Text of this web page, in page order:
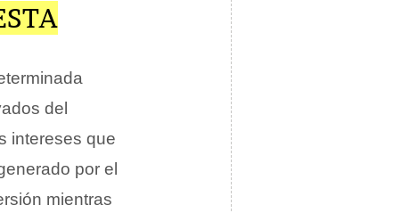
del
intereses que
por el
mientras